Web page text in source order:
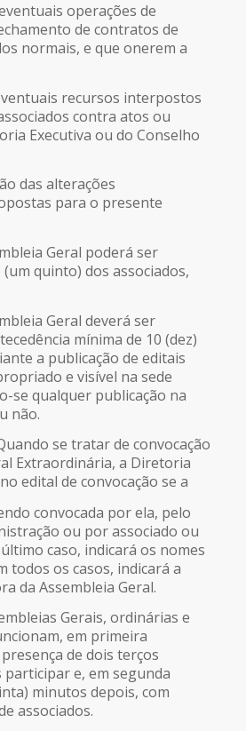
operações de
de contratos de
normais, e que onerem a
recursos interpostos
contra atos ou
Executiva ou do Conselho
das alterações
para o presente
Geral poderá ser
quinto) dos associados,
Geral deverá ser
mínima de 10 (dez)
a publicação de editais
e visível na sede
se qualquer publicação na
não.
se tratar de convocação
Extraordinária, a Diretoria
edital de convocação se a
convocada por ela, pelo
ou por associado ou
caso, indicará os nomes
todos os casos, indicará a
da Assembleia Geral.
Gerais, ordinárias e
em primeira
de dois terços
participar e, em segunda
minutos depois, com
associados.